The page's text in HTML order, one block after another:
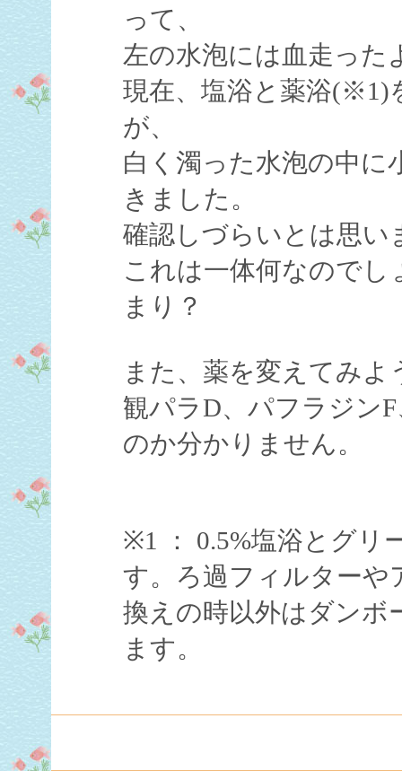
って、
左の水泡には血走った
現在、塩浴と薬浴(※1)
が、
白く濁った水泡の中に
きました。
確認しづらいとは思い
これは一体何なのでし
まり？
また、薬を変えてみ
観パラD、パフラジン
のか分かりません。
※1 ： 0.5%塩浴とグリ
す。ろ過フィルターや
換えの時以外はダンボ
ます。